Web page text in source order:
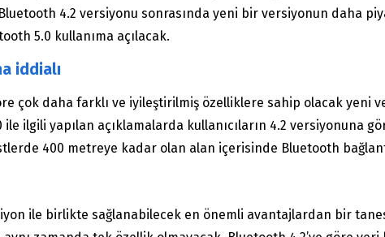
4.2 versiyonu sonrasında yeni bir versiyonun daha
5.0 kullanıma açılacak.
iddialı
çok daha farklı ve iyileştirilmiş özelliklere sahip olacak yeni
ile ilgili yapılan açıklamalarda kullanıcıların 4.2 versiyonuna
400 metreye kadar olan alan içerisinde Bluetooth
ile birlikte sağlanabilecek en önemli avantajlardan bir